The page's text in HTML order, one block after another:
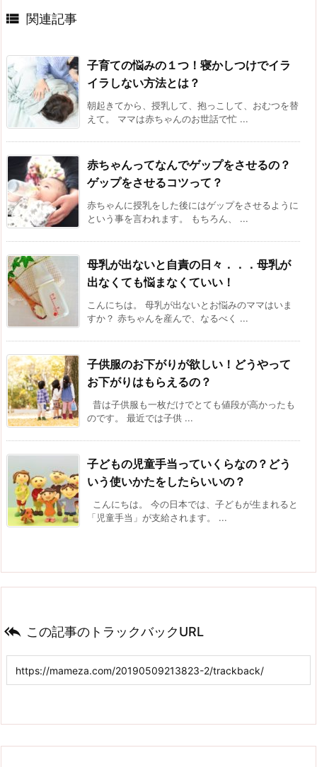
 関連記事
子育ての悩みの１つ！寝かしつけでイラ
イラしない方法とは？
朝起きてから、授乳して、抱っこして、おむつを替
えて。 ママは赤ちゃんのお世話で忙 ...
赤ちゃんってなんでゲップをさせるの？
ゲップをさせるコツって？
赤ちゃんに授乳をした後にはゲップをさせるように
という事を言われます。 もちろん、 ...
母乳が出ないと自責の日々．．．母乳が
出なくても悩まなくていい！
こんにちは。 母乳が出ないとお悩みのママはいま
すか？ 赤ちゃんを産んで、なるべく ...
子供服のお下がりが欲しい！どうやって
お下がりはもらえるの？
昔は子供服も一枚だけでとても値段が高かったも
のです。 最近では子供 ...
子どもの児童手当っていくらなの？どう
いう使いかたをしたらいいの？
こんにちは。 今の日本では、子どもが生まれると
「児童手当」が支給されます。 ...
 この記事のトラックバックURL